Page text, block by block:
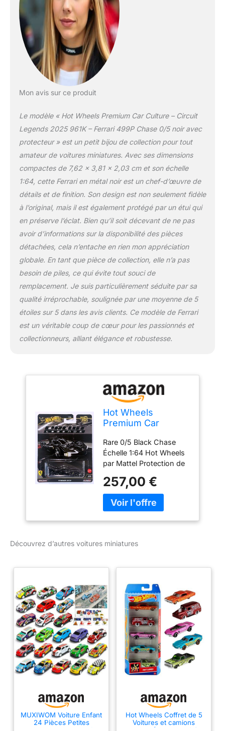
Mon avis sur ce produit
Le modèle « Hot Wheels Premium Car Culture – Circuit
Legends 2025 961K – Ferrari 499P Chase 0/5 noir avec
protecteur » est un petit bijou de collection pour tout
amateur de voitures miniatures. Avec ses dimensions
compactes de 7,62 x 3,81 x 2,03 cm et son échelle
1:64, cette Ferrari en métal noir est un chef-d’œuvre de
détails et de finition. Son design est non seulement fidèle
à l’original, mais il est également protégé par un étui qui
en préserve l’éclat. Bien qu’il soit décevant de ne pas
avoir d’informations sur la disponibilité des pièces
détachées, cela n’entache en rien mon appréciation
globale. En tant que pièce de collection, elle n’a pas
besoin de piles, ce qui évite tout souci de
remplacement. Je suis particulièrement séduite par sa
qualité irréprochable, soulignée par une moyenne de 5
étoiles sur 5 dans les avis clients. Ce modèle de Ferrari
est un véritable coup de cœur pour les passionnés et
collectionneurs, alliant élégance et robustesse.
Hot Wheels
Premium Car
Legends 2025 961K
– Ferrari 499P
Chase 0/5 noir avec
protecteur
Rare 0/5 Black Chase
Échelle 1:64 Hot Wheels
par Mattel Protection de
257,00 €
Découvrez d’autres voitures miniatures
MUXIWOM Voiture Enfant
24 Pièces Petites
Hot Wheels Coffret de 5
Voitures et camions